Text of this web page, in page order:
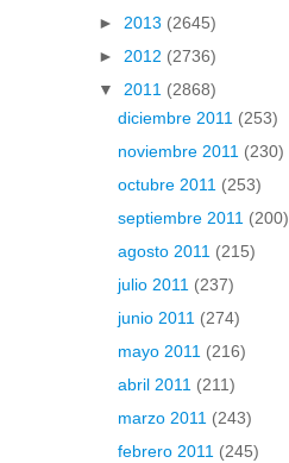
► 2013 (2645)
► 2012 (2736)
▼ 2011 (2868)
diciembre 2011 (253)
noviembre 2011 (230)
octubre 2011 (253)
septiembre 2011 (200)
agosto 2011 (215)
julio 2011 (237)
junio 2011 (274)
mayo 2011 (216)
abril 2011 (211)
marzo 2011 (243)
febrero 2011 (245)